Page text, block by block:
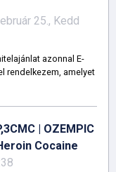
25., Kedd
azonnal E-
rendelkezem, amelyet
| OZEMPIC
Cocaine